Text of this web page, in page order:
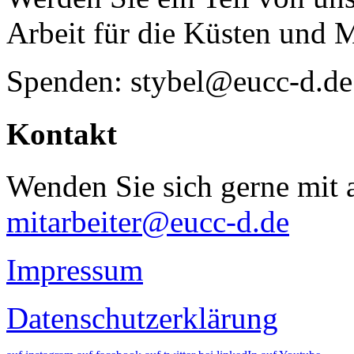
Arbeit für die Küsten und
Spenden: stybel@eucc-d.de
Kontakt
Wenden Sie sich gerne mit
mitarbeiter@eucc-d.de
Impressum
Datenschutzerklärung